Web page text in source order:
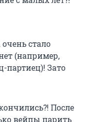
стало
(например,
партиец)! Зато
После
вейпы парить